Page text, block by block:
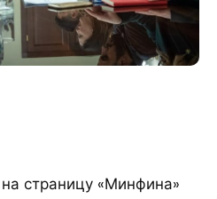
страницу «Минфина»